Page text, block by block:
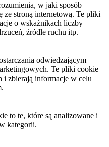
w jaki sposób
stroną internetową. Te pliki
o wskaźnikach liczby
źródle ruchu itp.
odwiedzającym
Te pliki cookie
i zbierają informacje w celu
to te, które są analizowane i
kategorii.